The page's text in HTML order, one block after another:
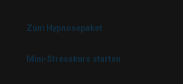
Zum Hypnosepaket
Mini-Stresskurs starten